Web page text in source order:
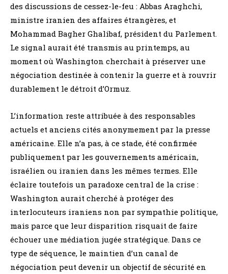
des discussions de cessez-le-feu : Abbas Araghchi,
ministre iranien des affaires étrangères, et
Mohammad Bagher Ghalibaf, président du Parlement.
Le signal aurait été transmis au printemps, au
moment où Washington cherchait à préserver une
négociation destinée à contenir la guerre et à rouvrir
durablement le détroit d’Ormuz.
L’information reste attribuée à des responsables
actuels et anciens cités anonymement par la presse
américaine. Elle n’a pas, à ce stade, été confirmée
publiquement par les gouvernements américain,
israélien ou iranien dans les mêmes termes. Elle
éclaire toutefois un paradoxe central de la crise :
Washington aurait cherché à protéger des
interlocuteurs iraniens non par sympathie politique,
mais parce que leur disparition risquait de faire
échouer une médiation jugée stratégique. Dans ce
type de séquence, le maintien d’un canal de
négociation peut devenir un objectif de sécurité en